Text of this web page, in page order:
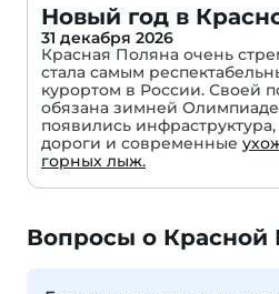
Новый год в
31 декабря 2026
Красная Поляна очень
стала самым
курортом в России. Своей
обязана зимней Олимпиаде
появились
дороги и современные
горных лыж.
Вопросы о Красной